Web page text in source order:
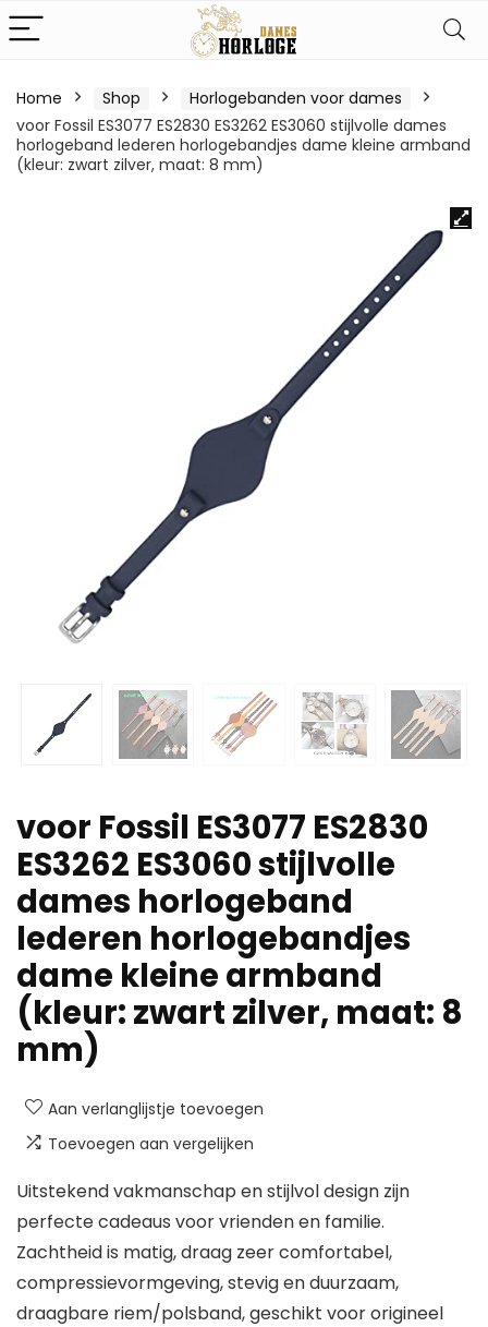
Home Shop
Horlogebanden voor dames
voor Fossil ES3077 ES2830 ES3262 ES3060 stijlvolle dames
horlogeband lederen horlogebandjes dame kleine armband
(kleur: zwart zilver, maat: 8 mm)
voor Fossil ES3077 ES2830
ES3262 ES3060 stijlvolle
dames horlogeband
lederen horlogebandjes
dame kleine armband
(kleur: zwart zilver, maat: 8
mm)
Aan verlanglijstje toevoegen
Toevoegen aan vergelijken
Uitstekend vakmanschap en stijlvol design zijn
perfecte cadeaus voor vrienden en familie.
Zachtheid is matig, draag zeer comfortabel,
compressievormgeving, stevig en duurzaam,
draagbare riem/polsband, geschikt voor origineel